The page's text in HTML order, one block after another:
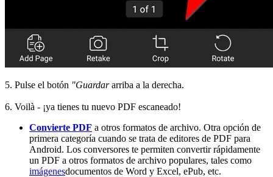
5. Pulse el botón "Guardararriba a la derecha.
6. Voilà - ¡ya tienes tu nuevo PDF escaneado!
Convierte PDF a otros formatos de archivo. Otra opción de
primera categoría cuando se trata de editores de PDF para
Android. Los conversores te permiten convertir rápidamente
un PDF a otros formatos de archivo populares, tales como
imágenesdocumentos de Word y Excel, ePub, etc.